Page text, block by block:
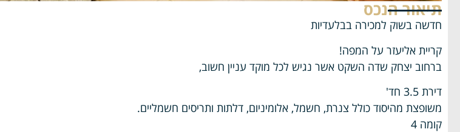
תיאור הנכס
חדשה בשוק למכירה בבלעדיות
קריית אליעזר על המפה!
ברחוב יצחק שדה השקט אשר נגיש לכל מוקד עניין חשוב,
דירת 3.5 חד'
משופצת מהיסוד כולל צנרת, חשמל, אלומיניום, דלתות ותריסים חשמליים.
קומה 4